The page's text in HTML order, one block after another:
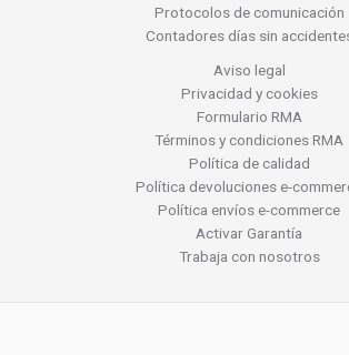
Protocolos de comunicación
Contadores días sin
Aviso legal
Privacidad y cookies
Formulario RMA
Términos y condiciones RMA
Política de calidad
Política devoluciones e-
Política envíos e-commerce
Activar Garantía
Trabaja con nosotros